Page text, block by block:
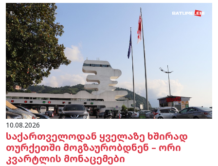
10.08.2026
საქართველოდან ყველაზე ხშირად
თურქეთში მოგზაურობდნენ – ორი
კვარტლის მონაცემები